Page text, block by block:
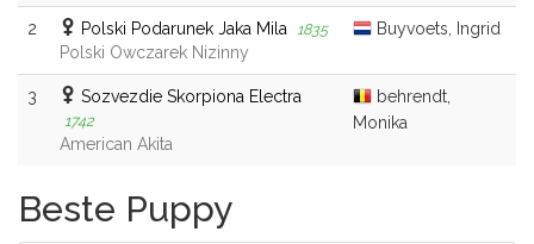
2 Polski Podarunek Jaka Mila 1835
Polski Owczarek Nizinny
Buyvoets, Ingrid
3 Sozvezdie Skorpiona Electra
1742
American Akita
behrendt,
Monika
Beste Puppy